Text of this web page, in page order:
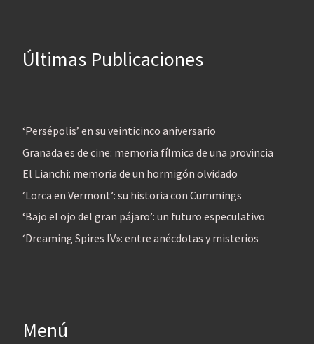
Últimas Publicaciones
‘Persépolis’ en su veinticinco aniversario
Granada es de cine: memoria fílmica de una provincia
El Lianchi: memoria de un hormigón olvidado
‘Lorca en Vermont’: su historia con Cummings
‘Bajo el ojo del gran pájaro’: un futuro especulativo
‘Dreaming Spires IV»: entre anécdotas y misterios
Menú